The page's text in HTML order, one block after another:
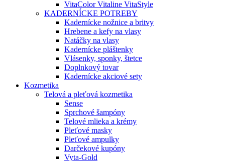
VitaColor Vitaline VitaStyle
KADERNÍCKE POTREBY
Kadernícke nožnice a britvy
Hrebene a kefy na vlasy
Natáčky na vlasy
Kadernícke pláštenky
Vlásenky, sponky, štetce
Doplnkový tovar
Kadernícke akciové sety
Kozmetika
Telová a pleťová kozmetika
Sense
Sprchové šampóny
Telové mlieka a krémy
Pleťové masky
Pleťové ampulky
Darčekové kupóny
Vyta-Gold